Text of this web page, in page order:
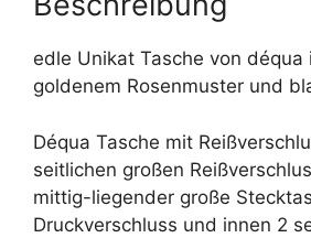
edle Unikat Tasche von
goldenem Rosenmuster und
Déqua Tasche mit
seitlichen großen
mittig-liegender große
Druckverschluss und innen 2